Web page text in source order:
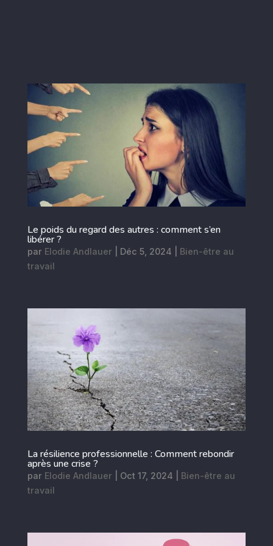
Le poids du regard des autres : comment s’en
libérer ?
par Elodie Andlauer Déc 5, 2024
Bien-être au
travail
La résilience professionnelle : Comment rebondir
après une crise ?
par Elodie Andlauer Oct 17, 2024
Bien-être au
travail